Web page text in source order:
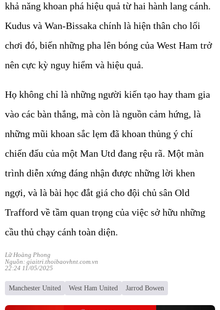
khả năng khoan phá hiệu quả từ hai hành lang cánh.
Kudus và Wan-Bissaka chính là hiện thân cho lối
chơi đó, biến những pha lên bóng của West Ham trở
nên cực kỳ nguy hiểm và hiệu quả.
Họ không chỉ là những người kiến tạo hay tham gia
vào các bàn thắng, mà còn là nguồn cảm hứng, là
những mũi khoan sắc lẹm đã khoan thủng ý chí
chiến đấu của một Man Utd đang rệu rã. Một màn
trình diễn xứng đáng nhận được những lời khen
ngợi, và là bài học đắt giá cho đội chủ sân Old
Trafford về tầm quan trọng của việc sở hữu những
cầu thủ chạy cánh toàn diện.
Lữ Hoàng Phong
Nguồn: giaitri.thoibaovhnt.com.vn
22:24 11/05/2025
Manchester United West Ham United Jarrod Bowen